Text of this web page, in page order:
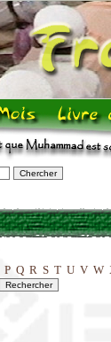
P Q R S T U V W